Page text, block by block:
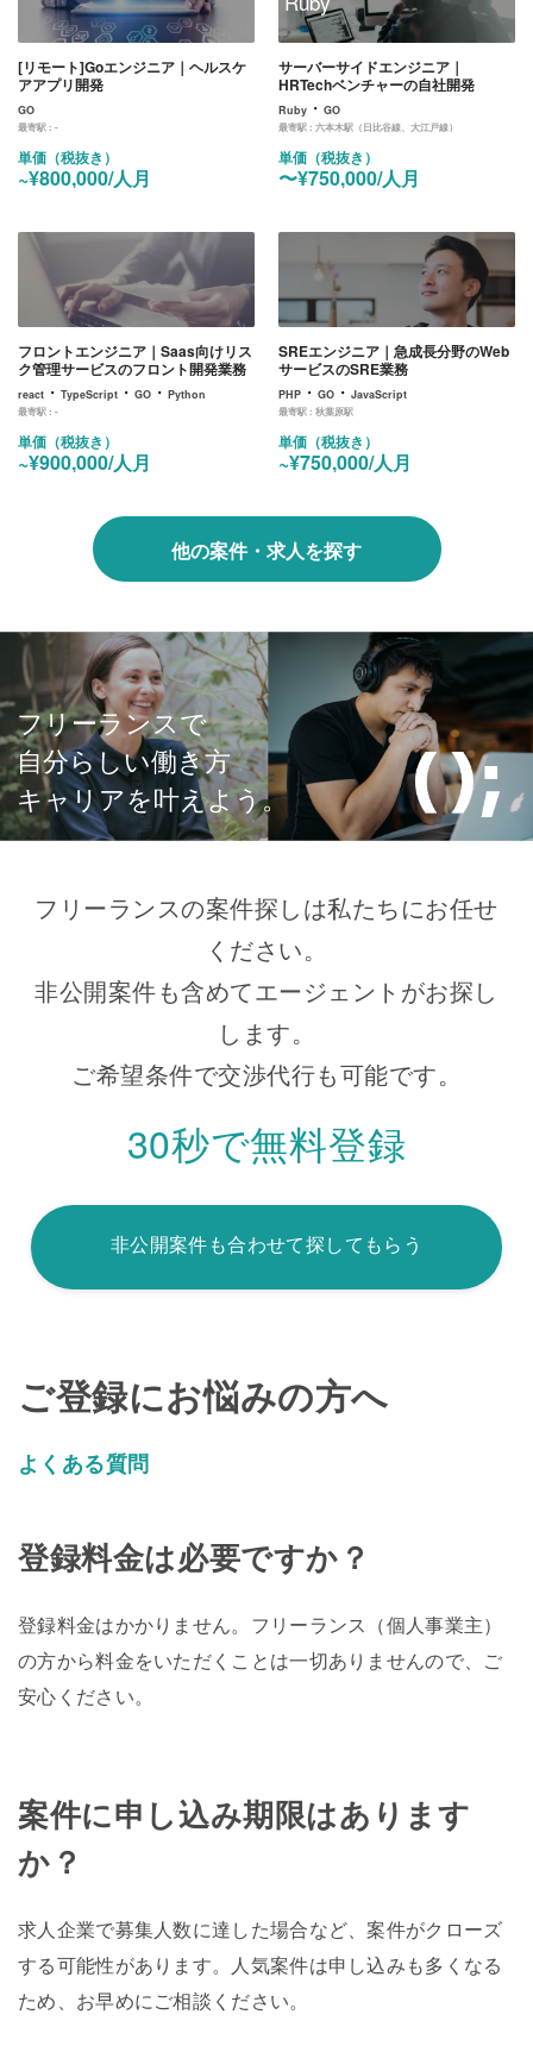
[リモート]Goエンジニア｜ヘルスケ
アアプリ開発
GO
最寄駅 : -
単価（税抜き）
~¥800,000/人月
サーバーサイドエンジニア｜
HRTechベンチャーの自社開発
Ruby ・GO
最寄駅 :六本木駅（日比谷線、大江戸線）
単価（税抜き）
〜¥750,000/人月
フロントエンジニア｜Saas向けリス
ク管理サービスのフロント開発業務
react ・ TypeScript ・ GO ・ Python
最寄駅 : -
単価（税抜き）
~¥900,000/人月
SREエンジニア｜急成長分野のWeb
サービスのSRE業務
PHP ・GO ・JavaScript
最寄駅 :秋葉原駅
単価（税抜き）
~¥750,000/人月
他の案件・求人を探す
フリーランスで
自分らしい働き方
キャリアを叶えよう。
フリーランスの案件探しは私たちにお任せ
ください。
非公開案件も含めてエージェントがお探し
します。
ご希望条件で交渉代行も可能です。
30秒で無料登録
非公開案件も合わせて探してもらう
ご登録にお悩みの方へ
よくある質問
登録料金は必要ですか？
登録料金はかかりません。フリーランス（個人事業主）
の方から料金をいただくことは一切ありませんので、ご
安心ください。
案件に申し込み期限はあります
か？
求人企業で募集人数に達した場合など、案件がクローズ
する可能性があります。人気案件は申し込みも多くなる
ため、お早めにご相談ください。